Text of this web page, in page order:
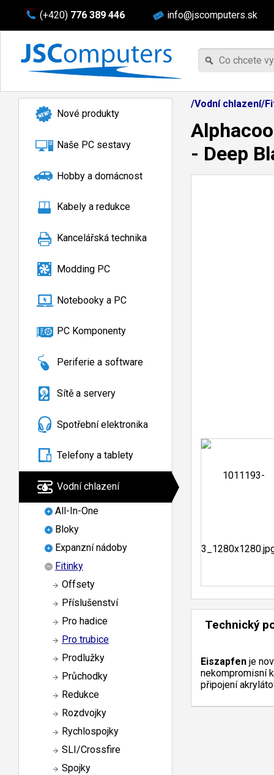
(+420) 776 389 446 info@jscomputers.sk
Nové produkty
Naše PC sestavy
Hobby a domácnost
Kabely a redukce
Kancelářská technika
Modding PC
Notebooky a PC
PC Komponenty
Periferie a software
Sítě a servery
Spotřební elektronika
Telefony a tablety
Vodní chlazení
All-In-One
Bloky
Expanzní nádoby
Fitinky
Offsety
Příslušenství
Pro hadice
Pro trubice
Prodlužky
Průchodky
Redukce
Rozdvojky
Rychlospojky
SLI/Crossfire
Spojky
/Vodní chlazení/
- Deep
Technický
Eiszapfen je
nekompromisní
připojení